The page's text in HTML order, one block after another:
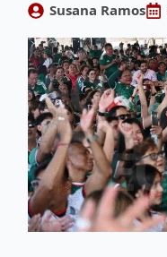
Susana Ramos